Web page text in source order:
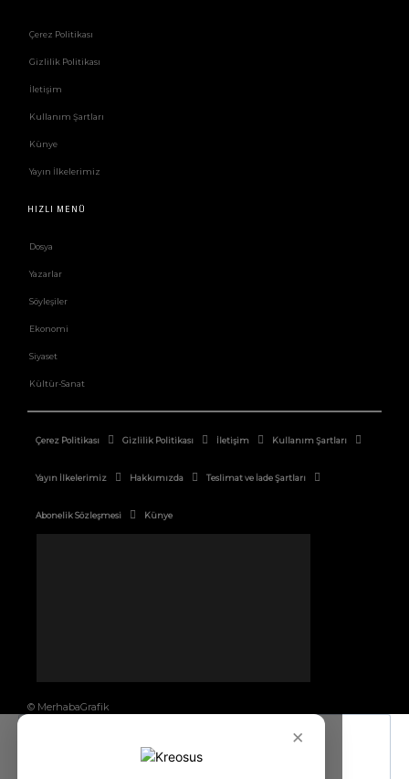
Çerez Politikası
Gizlilik Politikası
İletişim
Kullanım Şartları
Künye
Yayın İlkelerimiz
HIZLI MENÜ
Dosya
Yazarlar
Söyleşiler
Ekonomi
Siyaset
Kültür-Sanat
Çerez Politikası Gizlilik Politikası İletişim Kullanım Şartları
Yayın İlkelerimiz Hakkımızda Teslimat ve İade Şartları
Abonelik Sözleşmesi Künye
© MerhabaGrafik
×